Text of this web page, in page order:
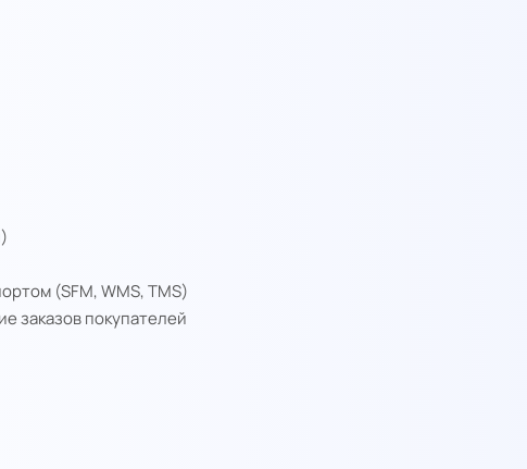
(SFM, WMS, TMS)
заказов покупателей